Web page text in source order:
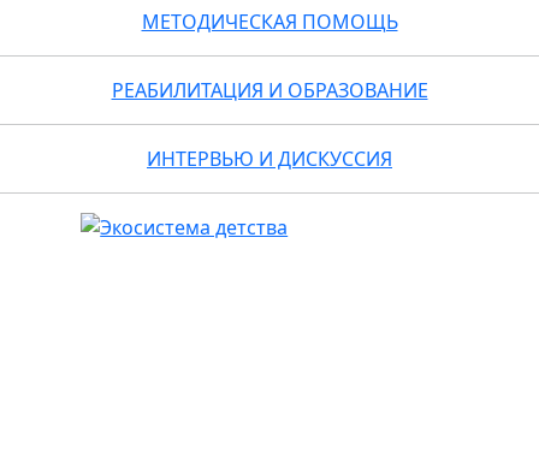
МЕТОДИЧЕСКАЯ ПОМОЩЬ
РЕАБИЛИТАЦИЯ И ОБРАЗОВАНИЕ
ИНТЕРВЬЮ И ДИСКУССИЯ